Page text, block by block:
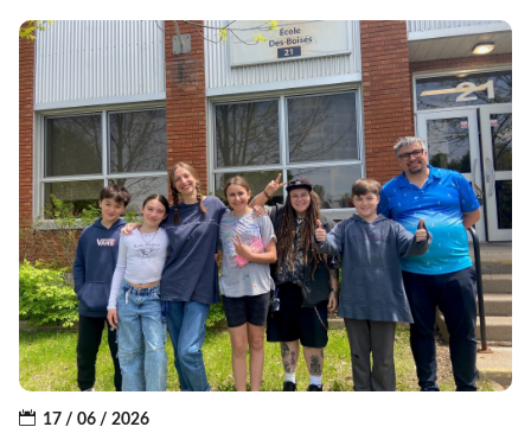
17 / 06 / 2026